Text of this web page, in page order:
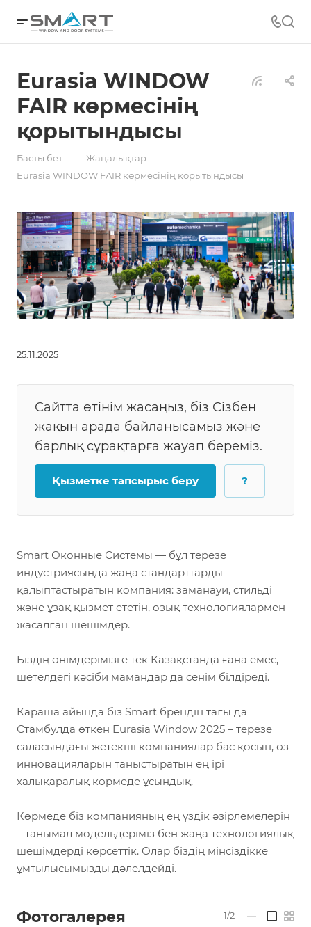
Eurasia WINDOW
FAIR көрмесінің
қорытындысы
Басты бет — Жаңалықтар —
Eurasia WINDOW FAIR көрмесінің қорытындысы
25.11.2025
Сайтта өтінім жасаңыз, біз Сізбен
жақын арада байланысамыз және
барлық сұрақтарға жауап береміз.
Қызметке тапсырыс беру ?
Smart Оконные Системы — бұл терезе
индустриясында жаңа стандарттарды
қалыптастыратын компания: заманауи, стильді
және ұзақ қызмет ететін, озық технологиялармен
жасалған шешімдер.
Біздің өнімдерімізге тек Қазақстанда ғана емес,
шетелдегі кәсіби мамандар да сенім білдіреді.
Қараша айында біз Smart брендін тағы да
Стамбулда өткен Eurasia Window 2025 – терезе
саласындағы жетекші компаниялар бас қосып, өз
инновацияларын таныстыратын ең ірі
халықаралық көрмеде ұсындық.
Көрмеде біз компанияның ең үздік әзірлемелерін
– танымал модельдеріміз бен жаңа технологиялық
шешімдерді көрсеттік. Олар біздің мінсіздікке
ұмтылысымызды дәлелдейді.
Фотогалерея 1/2 —